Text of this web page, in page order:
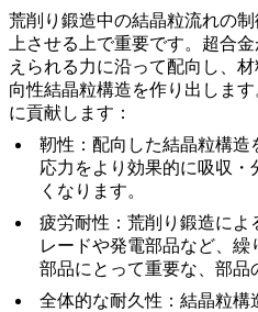
荒削り鍛造中の結晶粒流れの制
上させる上で重要です。超合
えられる力に沿って配向し、
向性結晶粒構造を作り出しま
に貢献します：
靭性 ：配向した結晶粒構
応力をより効果的に吸収・
くなります。
疲労耐性 ：荒削り鍛造に
レードや発電部品など、繰
部品にとって重要な、部品
全体的な耐久性 ：結晶粒